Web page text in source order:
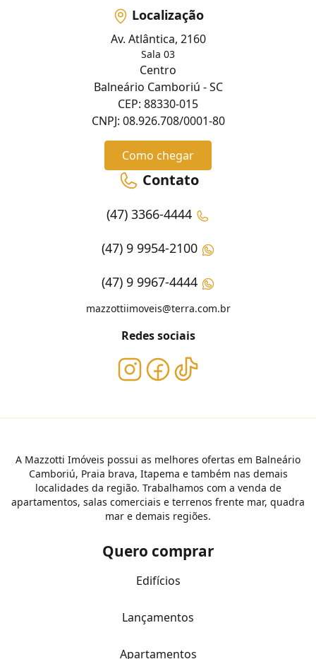
Localização
Av. Atlântica, 2160
Sala 03
Centro
Balneário Camboriú - SC
CEP: 88330-015
CNPJ: 08.926.708/0001-80
Como chegar
Contato
(47) 3366-4444
(47) 9 9954-2100
(47) 9 9967-4444
mazzottiimoveis@terra.com.br
Redes sociais
A Mazzotti Imóveis possui as melhores ofertas em Balneário
Camboriú, Praia brava, Itapema e também nas demais
localidades da região. Trabalhamos com a venda de
apartamentos, salas comerciais e terrenos frente mar, quadra
mar e demais regiões.
Quero comprar
Edifícios
Lançamentos
Apartamentos